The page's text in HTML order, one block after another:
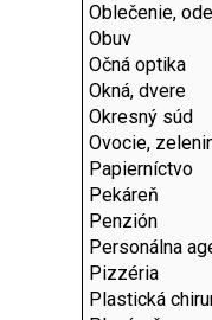
Oblečenie,
Obuv
Očná optika
Okná, dvere
Okresný súd
Ovocie,
Papierníctvo
Pekáreň
Penzión
Personálna
Pizzéria
Plastická